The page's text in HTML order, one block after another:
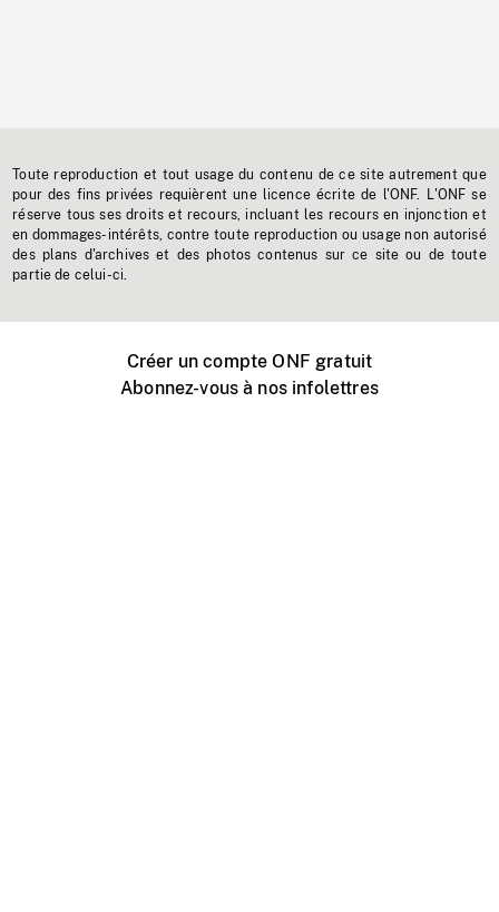
Toute reproduction et tout usage du contenu de ce site autrement que
pour des fins privées requièrent une licence écrite de l'ONF. L'ONF se
réserve tous ses droits et recours, incluant les recours en injonction et
en dommages-intérêts, contre toute reproduction ou usage non autorisé
des plans d'archives et des photos contenus sur ce site ou de toute
partie de celui-ci.
Créer un compte ONF gratuit
Abonnez-vous à nos infolettres